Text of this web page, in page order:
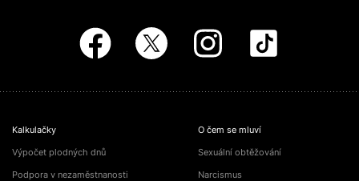
Kalkulačky
Výpočet plodných dnů
Podpora v nezaměstnanosti
O čem se mluví
Sexuální obtěžování
Narcismus